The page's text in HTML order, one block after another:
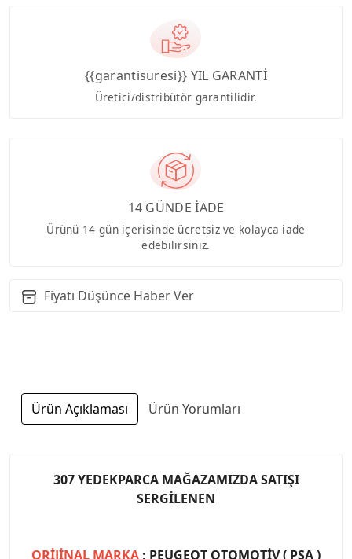
{{garantisuresi}} YIL GARANTİ
Üretici/distribütör garantilidir.
14 GÜNDE İADE
Ürünü 14 gün içerisinde ücretsiz ve kolayca iade
edebilirsiniz.
Fiyatı Düşünce Haber Ver
Ürün Açıklaması Ürün Yorumları
307 YEDEKPARCA MAĞAZAMIZDA SATIŞI
SERGİLENEN
ORİJİNAL MARKA ; PEUGEOT OTOMOTİV ( PSA )